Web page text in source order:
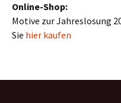
Online-Shop:
Motive zur Jahreslosung
Sie hier kaufen